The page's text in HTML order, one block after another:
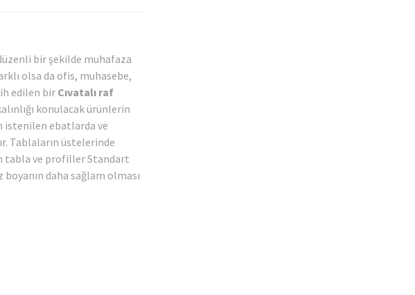
bir şekilde muhafaza
olsa da ofis, muhasebe,
edilen bir Cıvatalı raf
konulacak ürünlerin
ebatlarda ve
Tablaların üstelerinde
tabla ve profiller Standart
daha sağlam olması